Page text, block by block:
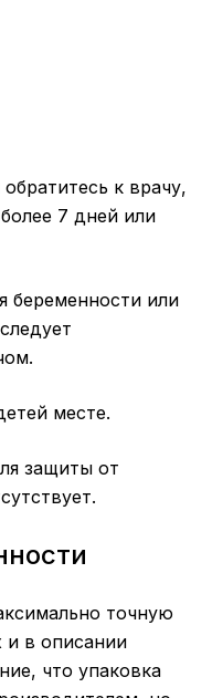
к врачу,
7 дней или
беременности или
месте.
защиты от
точную
в описании
что упаковка